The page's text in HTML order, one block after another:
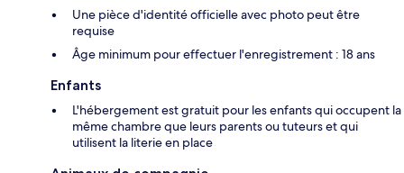
Une pièce d'identité officielle avec photo peut être
requise
Âge minimum pour effectuer l'enregistrement : 18 ans
Enfants
L'hébergement est gratuit pour les enfants qui occupent la
même chambre que leurs parents ou tuteurs et qui
utilisent la literie en place